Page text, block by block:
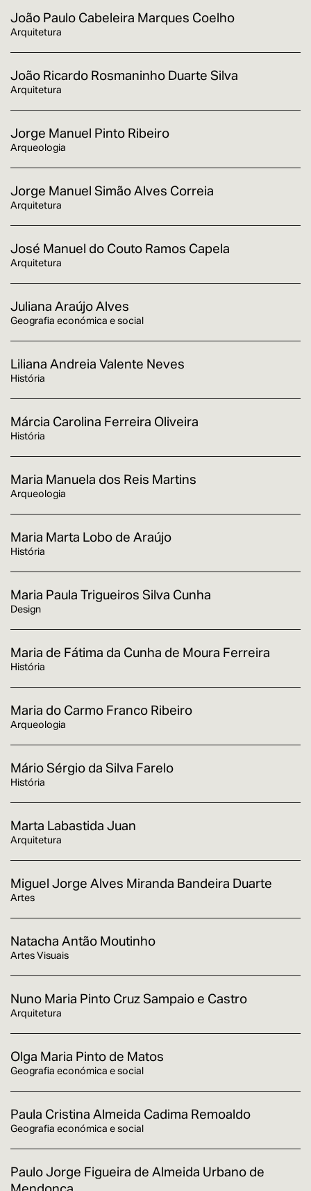
João Paulo Cabeleira Marques Coelho
Arquitetura
João Ricardo Rosmaninho Duarte Silva
Arquitetura
Jorge Manuel Pinto Ribeiro
Arqueologia
Jorge Manuel Simão Alves Correia
Arquitetura
José Manuel do Couto Ramos Capela
Arquitetura
Juliana Araújo Alves
Geografia económica e social
Liliana Andreia Valente Neves
História
Márcia Carolina Ferreira Oliveira
História
Maria Manuela dos Reis Martins
Arqueologia
Maria Marta Lobo de Araújo
História
Maria Paula Trigueiros Silva Cunha
Design
Maria de Fátima da Cunha de Moura Ferreira
História
Maria do Carmo Franco Ribeiro
Arqueologia
Mário Sérgio da Silva Farelo
História
Marta Labastida Juan
Arquitetura
Miguel Jorge Alves Miranda Bandeira Duarte
Artes
Natacha Antão Moutinho
Artes Visuais
Nuno Maria Pinto Cruz Sampaio e Castro
Arquitetura
Olga Maria Pinto de Matos
Geografia económica e social
Paula Cristina Almeida Cadima Remoaldo
Geografia económica e social
Paulo Jorge Figueira de Almeida Urbano de